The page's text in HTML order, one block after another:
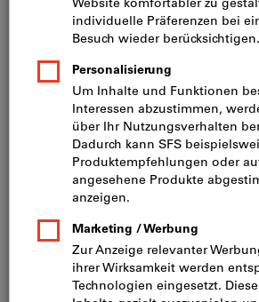
Preis pro 1 Stück
inkl. MwSt. zzgl. Versandkosten
Netto: CHF 20.70
Mindestbestellmenge: 10 Stück
Bestellschritt: 10 Stück
Menge
In den Warenkorb